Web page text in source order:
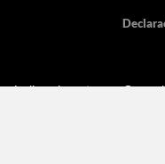
La licencia pertenece Grupo